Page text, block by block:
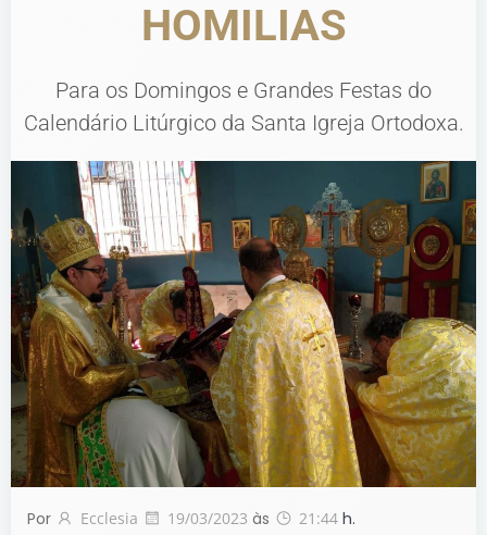
HOMILIAS
Para os Domingos e Grandes Festas do
Calendário Litúrgico da Santa Igreja Ortodoxa.
Por Ecclesia 19/03/2023 às 21:44 h.